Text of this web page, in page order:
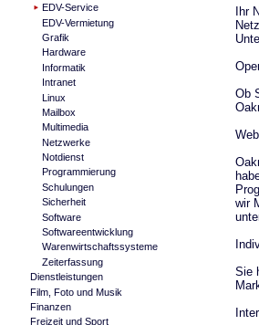
EDV-Service
EDV-Vermietung
Grafik
Hardware
Informatik
Intranet
Linux
Mailbox
Multimedia
Netzwerke
Notdienst
Programmierung
Schulungen
Sicherheit
Software
Softwareentwicklung
Warenwirtschaftssysteme
Zeiterfassung
Dienstleistungen
Film, Foto und Musik
Finanzen
Freizeit und Sport
Ihr
Ob
wir
Sie